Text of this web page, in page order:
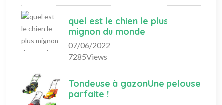
quel est le chien le plus
mignon du monde
07/06/2022
7285Views
Tondeuse à gazonUne pelouse
parfaite !